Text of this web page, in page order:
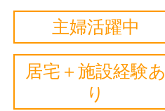
主婦活躍中
居宅＋施設経験あ
り